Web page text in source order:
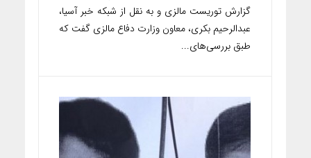
گزارش توریست مالزی و به نقل از شبکه خبر آسیا،
عبدالرحیم بکری، معاون وزارت دفاع مالزی گفت که
طبق بررسی‌های...